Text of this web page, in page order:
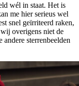
wél in staat. Het is
me hier serieus wel
snel geïrriteerd raken,
overigens niet de
sterrenbeelden